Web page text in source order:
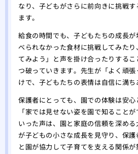
なり、子どもがさらに前向きに挑戦
ます。
給食の時間でも、子どもたちの成長
べられなかった食材に挑戦してみた
てみよう」と声を掛け合ったりする
つ破っていきます。先生が「よく頑
けで、子どもたちの表情は自信に満ち
保護者にとっても、園での体験は安心
「家では見せない姿を園で知ること
いった声は、園と家庭の信頼を深め
が子どもの小さな成長を見守り、保
と園が協力して子育てを支える関係が